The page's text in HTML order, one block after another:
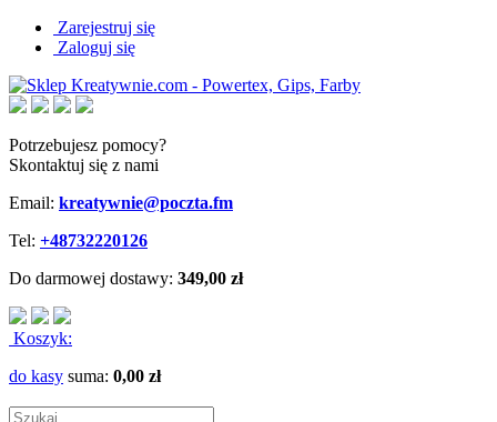
Zarejestruj się
Zaloguj się
Potrzebujesz pomocy?
Skontaktuj się z nami
Email: kreatywnie@poczta.fm
Tel: +48732220126
Do darmowej dostawy: 349,00 zł
Koszyk:
do kasy suma: 0,00 zł